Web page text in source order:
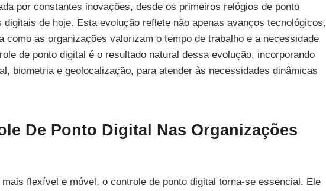
por constantes inovações, desde os primeiros relógios de ponto
de hoje. Esta evolução reflete não apenas avanços tecnológicos,
como as organizações valorizam o tempo de trabalho e a necessidade
de ponto digital é o resultado natural dessa evolução, incorporando
biometria e geolocalização, para atender às necessidades dinâmicas
De Ponto Digital Nas Organizações
flexível e móvel, o controle de ponto digital torna-se essencial. Ele